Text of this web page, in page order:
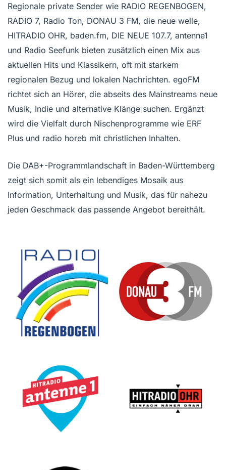
Regionale private Sender wie RADIO REGENBOGEN,
RADIO 7, Radio Ton, DONAU 3 FM, die neue welle,
HITRADIO OHR, baden.fm, DIE NEUE 107.7, antenne1
und Radio Seefunk bieten zusätzlich einen Mix aus
aktuellen Hits und Klassikern, oft mit starkem
regionalen Bezug und lokalen Nachrichten. egoFM
richtet sich an Hörer, die abseits des Mainstreams neue
Musik, Indie und alternative Klänge suchen. Ergänzt
wird die Vielfalt durch Nischenprogramme wie ERF
Plus und radio horeb mit christlichen Inhalten.
Die DAB+-Programmlandschaft in Baden-Württemberg
zeigt sich somit als ein lebendiges Mosaik aus
Information, Unterhaltung und Musik, das für nahezu
jeden Geschmack das passende Angebot bereithält.